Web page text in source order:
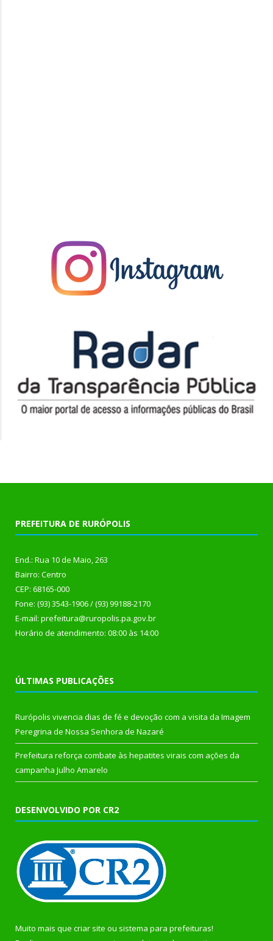
PREFEITURA DE RURÓPOLIS
End.: Rua 10 de Maio, 263
Bairro: Centro
CEP: 68165-000
Fone: (93) 3543-1906 / (93) 99188-2170
E-mail: prefeitura@ruropolis.pa.gov.br
Horário de atendimento: 08:00 às 14:00
ÚLTIMAS PUBLICAÇÕES
Rurópolis vivencia dias de fé e devoção com a visita da Imagem
Peregrina de Nossa Senhora de Nazaré
Prefeitura reforça combate às hepatites virais com ações da
campanha Julho Amarelo
DESENVOLVIDO POR CR2
Muito mais que criar site ou sistema para prefeituras!